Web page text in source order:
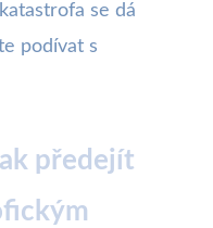
se dá
podívat s
předejít